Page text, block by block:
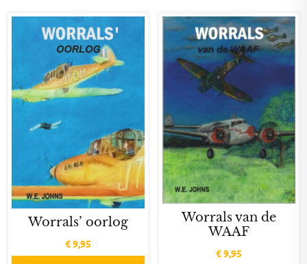
Worrals’ oorlog
€9,95
Worrals van de
WAAF
€9,95